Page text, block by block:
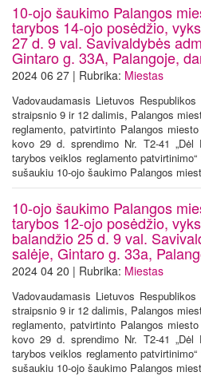
10-ojo šaukimo Palangos
tarybos 14-ojo posėdžio,
27 d. 9 val. Savivaldybės
Gintaro g. 33A, Palangoje,
2024 06 27 | Rubrika: Miestas
Vadovaudamasis Lietuvos
straipsnio 9 ir 12 dalimis, Palangos
reglamento, patvirtinto Palangos
kovo 29 d. sprendimo Nr. T2-41 „Dėl
tarybos veiklos reglamento
sušaukiu 10-ojo šaukimo Palangos
10-ojo šaukimo Palangos
tarybos 12-ojo posėdžio,
balandžio 25 d. 9 val.
salėje, Gintaro g. 33a,
2024 04 20 | Rubrika: Miestas
Vadovaudamasis Lietuvos
straipsnio 9 ir 12 dalimis, Palangos
reglamento, patvirtinto Palangos
kovo 29 d. sprendimo Nr. T2-41 „Dėl
tarybos veiklos reglamento
sušaukiu 10-ojo šaukimo Palangos